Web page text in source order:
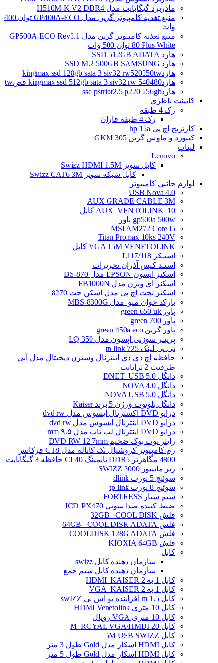
مادربرد گیگابایت مدل H510M-K V2 DDR4
منبع تغذیه کامپیوتر گرین مدل GP400A-ECO توان 400
وات
منبع تغذیه کامپیوتر گرین مدل GP500A-ECO Rev3.1
80 Plus White توان 500 وات
هارد SSD 512GB ADATA
هارد SSD M.2 500GB SAMSUNG
هاردkingmax ssd 128gb sata 3 siv32 rw520350tw
هاردkingmax ssd 512gb sata 3 siv32 rw 540480 فصtw
هاردssd pstriot2.5 p220 256gb
کابینت باطری
رک 4 طبقه
رک 4 طبقه فاران
کارتریج اچ پی hp 15a
کیبورد و ماوس گرین GKM 305
لپتاپ
Lenovo
کابل سویز Swizz HDMI 1.5M
کابل شبکه سویز Swizz CAT6 3M
لوازم جانبی کامپیوتر
4.0 USB Nova
AUX GRADE CABLE 3M
AUX_VENTOLINK_10 کابل
gp500a 500w پاور
MSI AM272 Core i5
Titan Promax 10ks 240V
VGA 15M VENETOLINK کابل
اسپیکر L117/118
استند کیس آذران تحریرات
اسکنر اپسون EPSON مدل DS-870
اسکنر ای ویژن مدل FB1000N
اسکنر تخت اچ پی مدل اسکن جت 8270
بارکد خوان میوا مدل MBS-8300G
پاور green 650 uk
پاور green 700
پاور گرین green 450a eco
پرینتر سوزنی اپسون مدل LQ 350
تی پی لینک tp link 725
حافظه اچ دی دی اینترنال وسترن دیجیتال مدل آبی
ظرفیت 2 ترابایت
دانگل DNET_USB 5.0
دانگل NOVA 4.0
دانگل NOVA USB 5.0
دانگل بلوتوث ورژن 5 برند Kaiser
درایو DVD اکسترنال ایسوس مدل dvd rw
درایو DVD اینترنال ایسوس مدل dvd rw
درایو DVD اینترنال لپ تاپ مدل ۹.۵ mm
رایتر نوت بوک ضخیم DVD RW 12.7mm
رم کامپیوتر کروشیال تک کاناله مدل CT8 فرکانس
4800 مگاهرتز DDR5 تایمینگ CL40 حافظه 8 گیگابایت
زیر مانیتور SWIZZ 3000
سوئیچ 5 پورت dlink
سوئیچ 8 پورت tp link
سیم سیار FORTRESS
ضبط کننده صدا سونی ICD-PX470
فلش 32GB _COOL DISK
فلش 64GB _COOL DISK ADATA
فلش COOLDISK 128G ADATA
فلش KIOXIA 64GB
کابل
سازمان دهنده کابل swizz
سازمان دهنده کابل سیم جمع
کابل 1 به 2 HDMI_KAISER
کابل 1 به 2 VGA_KAISER
کابل 1.5 m افزاینده یو اس بی swIZZ
کابل 10 متری HDMI Venetolink
کابل 10 متری VGA رویال
کابل 20 M_ROYAL VGA\HMDI
کابل 5M USB SWIZZ
کابل HDMI اسکار مدل Gold طول 3 متر
کابل HDMI اسکار مدل Gold طول 5 متر